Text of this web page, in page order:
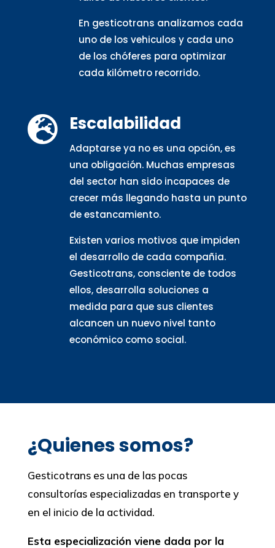
En gesticotrans analizamos cada
uno de los vehiculos y cada uno
de los chóferes para optimizar
cada kilómetro recorrido.
 Escalabilidad
Adaptarse ya no es una opción, es
una obligación. Muchas empresas
del sector han sido incapaces de
crecer más llegando hasta un punto
de estancamiento.
Existen varios motivos que impiden
el desarrollo de cada compañia.
Gesticotrans, consciente de todos
ellos, desarrolla soluciones a
medida para que sus clientes
alcancen un nuevo nivel tanto
económico como social.
¿Quienes somos?
Gesticotrans es una de las pocas
consultorías especializadas en transporte y
en el inicio de la actividad.
Esta especialización viene dada por la